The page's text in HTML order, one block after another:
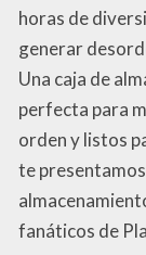
horas de
generar
Una caja de
perfecta para
orden y listos
te
fanáticos de